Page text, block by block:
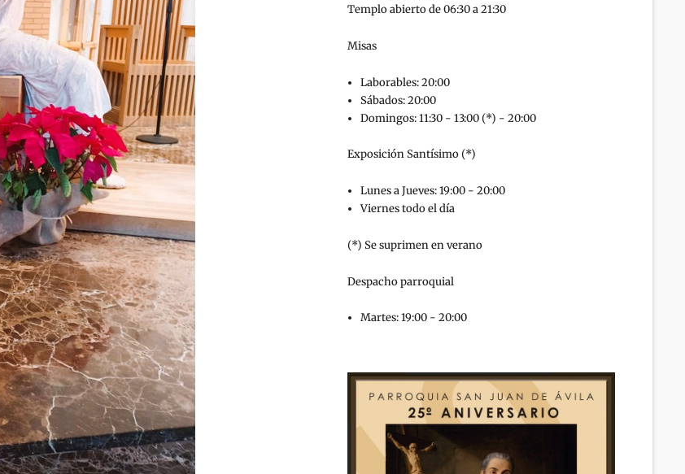
Templo abierto de 06:30 a 21:30
Misas
Laborables: 20:00
Sábados: 20:00
Domingos: 11:30 - 13:00 (*) - 20:00
Exposición Santísimo (*)
Lunes a Jueves: 19:00 - 20:00
Viernes todo el día
(*) Se suprimen en verano
Despacho parroquial
Martes: 19:00 - 20:00